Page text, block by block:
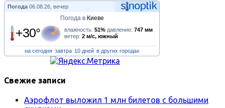
Погода 06.08.26, вечер
Погода в Киеве
+30° влажность: 51% давление: 747 мм
ветер: 2 м/с, южный
на сегодня завтра 10 дней в других городах
Свежие записи
Аэрофлот выложил 1 млн билетов с большими